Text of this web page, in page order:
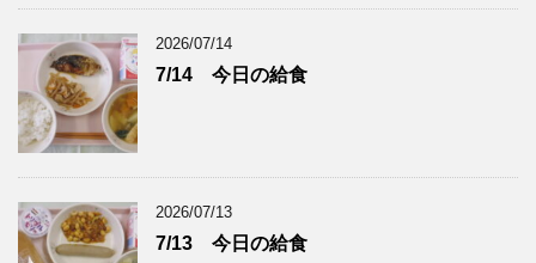
2026/07/14
7/14 今日の給食
2026/07/13
7/13 今日の給食